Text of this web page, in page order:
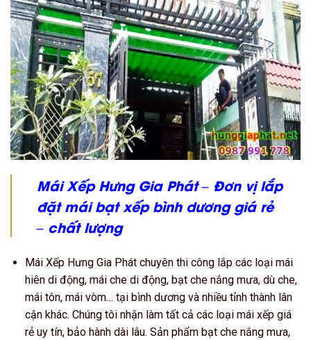
Mái Xếp Hưng Gia Phát – Đơn vị lắp
đặt mái bạt xếp bình dương giá rẻ
– chất lượng
Mái Xếp Hưng Gia Phát chuyên thi công lắp các loại mái
hiên di động, mái che di động, bạt che nắng mưa, dù che,
mái tôn, mái vòm… tại bình dương và nhiều tỉnh thành lân
cận khác. Chúng tôi nhận làm tất cả các loại mái xếp giá
rẻ uy tín, bảo hành dài lâu. Sản phẩm bạt che nắng mưa,